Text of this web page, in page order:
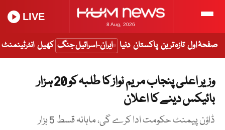
8 Aug, 2026
LIVE
صفحۂ اول تازہ ترین پاکستان دنیا ایران-اسرائیل جنگ کھیل انٹرٹینمنٹ
وزیر اعلی پنجاب مریم نواز کا طلبہ کو 20 ہزار
بائیکس دینے کا اعلان
ڈاؤن پیمنٹ حکومت ادا کرے گی، ماہانہ قسط 5 ہزار